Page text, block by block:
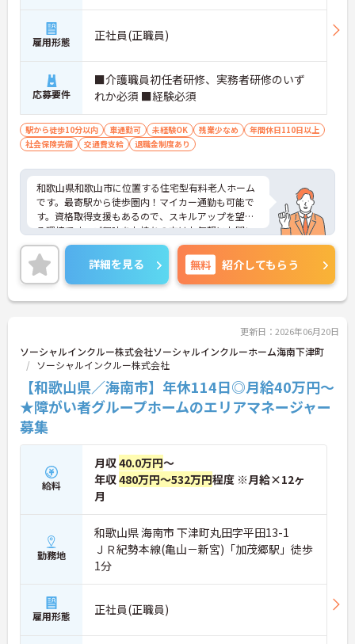
雇用形態 正社員(正職員)
応募要件
■介護職員初任者研修、実務者研修のいず
れか必須 ■経験必須
駅から徒歩10分以内 車通勤可 未経験OK 残業少なめ
年間休日110日以上
社会保険完備
交通費支給 退職金制度あり
和歌山県和歌山市に位置する住宅型有料老人ホーム
です。最寄駅から徒歩圏内！マイカー通勤も可能で
す。資格取得支援もあるので、スキルアップを望め
る環境です。ご興味をお持ちの方はお気軽にお問い
合わせください。
詳細を見る 無料 紹介してもらう
更新日：2026年06月20日
ソーシャルインクルー株式会社ソーシャルインクルーホーム海南下津町
ソーシャルインクルー株式会社
【和歌山県／海南市】年休114日◎月給40万円～
★障がい者グループホームのエリアマネージャー
募集
給料
月収40.0万円～
年収480万円～532万円程度 ※月給×12ヶ
月
勤務地
和歌山県 海南市 下津町丸田字平田13-1
ＪＲ紀勢本線(亀山－新宮)「加茂郷駅」徒歩
1分
雇用形態 正社員(正職員)